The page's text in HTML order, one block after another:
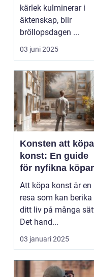
kärlek kulminerar i
äktenskap, blir
bröllopsdagen ...
03 juni 2025
Konsten att köpa
konst: En guide
för nyfikna
Att köpa konst är en
resa som kan berika
ditt liv på många
Det hand...
03 januari 2025